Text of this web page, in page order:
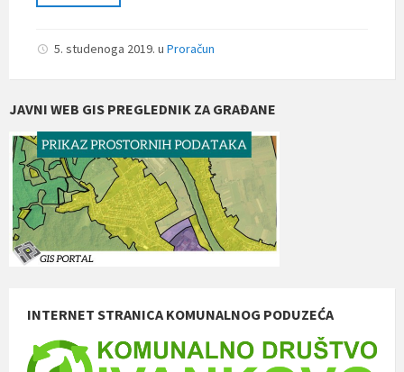
5. studenoga 2019. u Proračun
JAVNI WEB GIS PREGLEDNIK ZA GRAĐANE
INTERNET STRANICA KOMUNALNOG PODUZEĆA